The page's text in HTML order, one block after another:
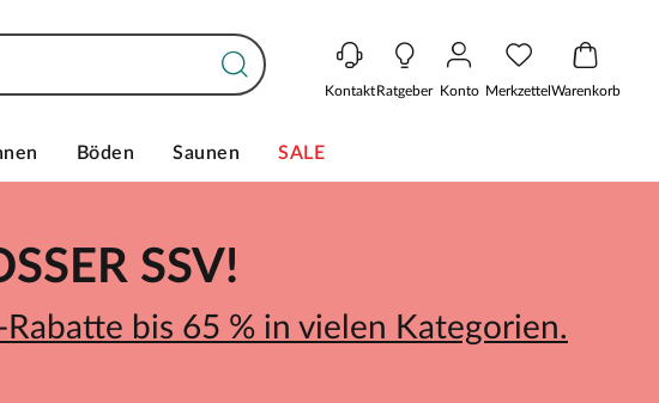
KontaktRatgeber Konto MerkzettelWarenkorb
Böden Saunen SALE
SSV!
Rabatte bis 65 % in vielen Kategorien.